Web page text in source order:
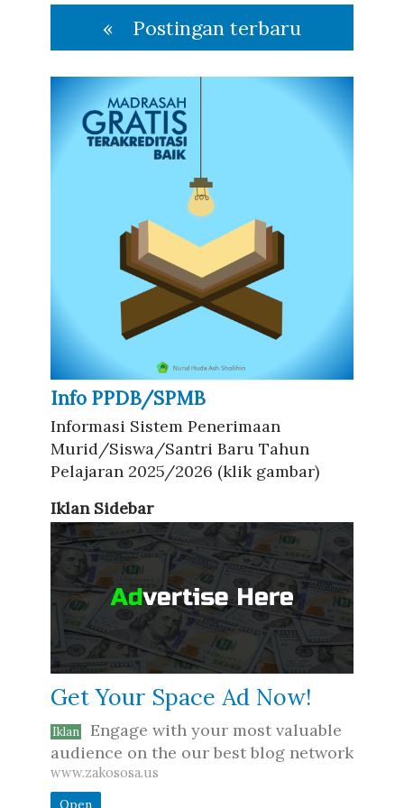
Postingan terbaru
Info PPDB/SPMB
Informasi Sistem Penerimaan
Murid/Siswa/Santri Baru Tahun
Pelajaran 2025/2026 (klik gambar)
Iklan Sidebar
Get Your Space Ad Now!
Iklan
Engage with your most valuable
audience on the our best blog network
www.zakososa.us
Open